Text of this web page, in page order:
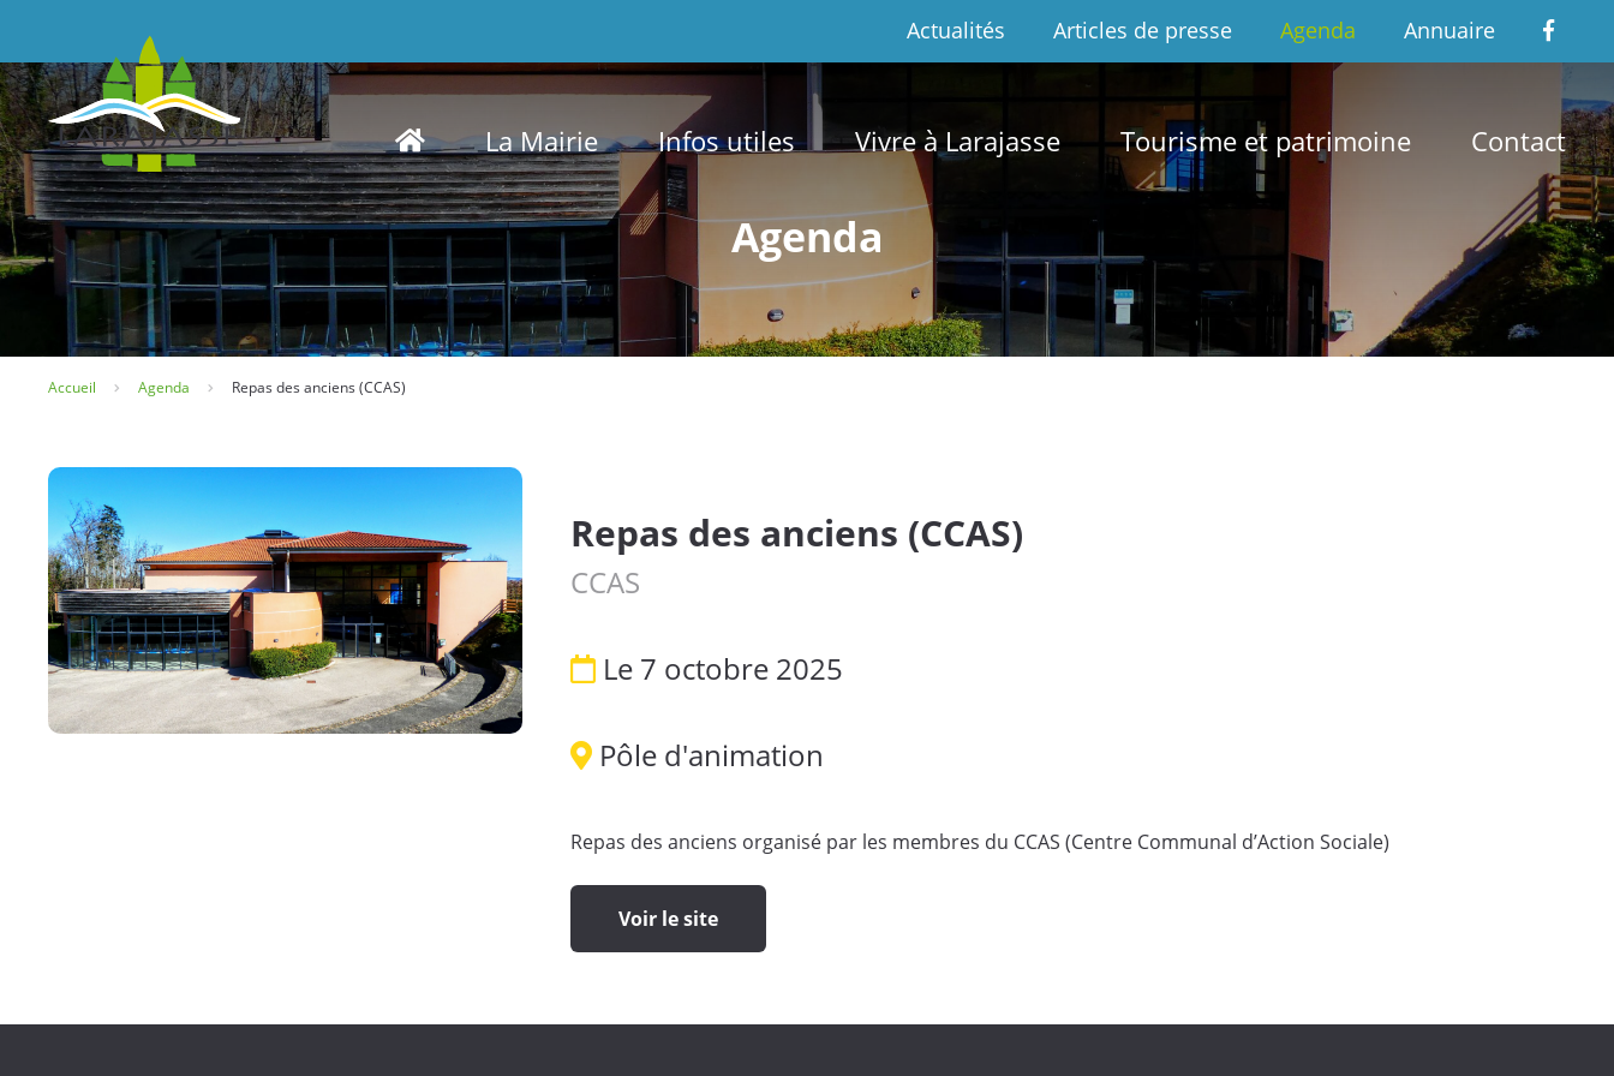
Actualités Articles de presse Agenda Annuaire
La Mairie Infos utiles Vivre à Larajasse Tourisme et patrimoine Contact
Agenda
Accueil Agenda Repas des anciens (CCAS)
Repas des anciens (CCAS)
CCAS
Le 7 octobre 2025
Pôle d'animation
Repas des anciens organisé par les membres du CCAS (Centre Communal d’Action Sociale)
Voir le site